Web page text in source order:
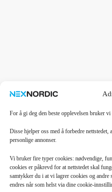
For å gi deg den beste opplevelsen bruker
Disse hjelper oss med å forbedre
personlige annonser.
Vi bruker fire typer cookies: nødvendige,
cookies er påkrevd for at nettstedet skal
samtykker du i at vi lagrer cookies og
endres når som helst via dine cookie-